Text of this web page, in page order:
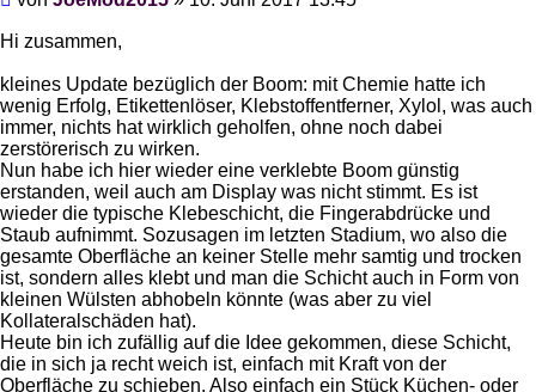
Hi zusammen,
kleines Update bezüglich der Boom: mit Chemie hatte ich
wenig Erfolg, Etikettenlöser, Klebstoffentferner, Xylol, was auch
immer, nichts hat wirklich geholfen, ohne noch dabei
zerstörerisch zu wirken.
Nun habe ich hier wieder eine verklebte Boom günstig
erstanden, weil auch am Display was nicht stimmt. Es ist
wieder die typische Klebeschicht, die Fingerabdrücke und
Staub aufnimmt. Sozusagen im letzten Stadium, wo also die
gesamte Oberfläche an keiner Stelle mehr samtig und trocken
ist, sondern alles klebt und man die Schicht auch in Form von
kleinen Wülsten abhobeln könnte (was aber zu viel
Kollateralschäden hat).
Heute bin ich zufällig auf die Idee gekommen, diese Schicht,
die in sich ja recht weich ist, einfach mit Kraft von der
Oberfläche zu schieben. Also einfach ein Stück Küchen- oder